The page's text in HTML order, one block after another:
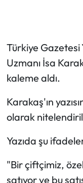
Türkiye Gazetesi
Uzmanı İsa
kaleme aldı.
Karakaş'ın
olarak
Yazıda şu
"Bir çiftçimiz,
satıyor ve bu